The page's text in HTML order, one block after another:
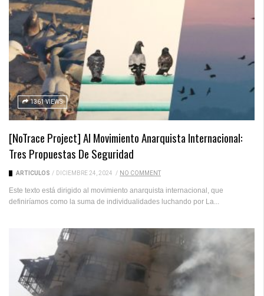
1361 VIEWS
[NoTrace Project] Al Movimiento Anarquista Internacional:
Tres Propuestas De Seguridad
ARTICULOS / DICIEMBRE 24, 2024 / NO COMMENT
Este texto está dirigido al movimiento anarquista internacional, que
definiríamos como la suma de individualidades luchando por La...